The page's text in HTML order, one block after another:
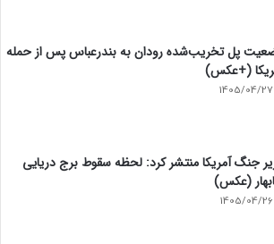
پل تخریب‌شده رودان به بندرعباس پس از حمله
(+عکس)
1405/04/27
جنگ آمریکا منتشر کرد: لحظه سقوط برج دریایی
(عکس)
1405/04/26